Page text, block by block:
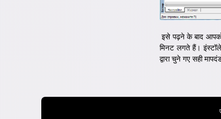
इसे पढ़ने के बाद
मिनट लगते हैं।
द्वारा चुने गए सही